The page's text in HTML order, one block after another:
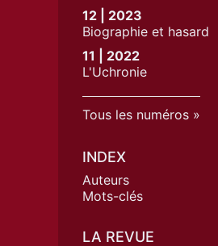
12 | 2023
Biographie et hasard
11 | 2022
L'Uchronie
Tous les numéros
INDEX
Auteurs
Mots-clés
LA REVUE